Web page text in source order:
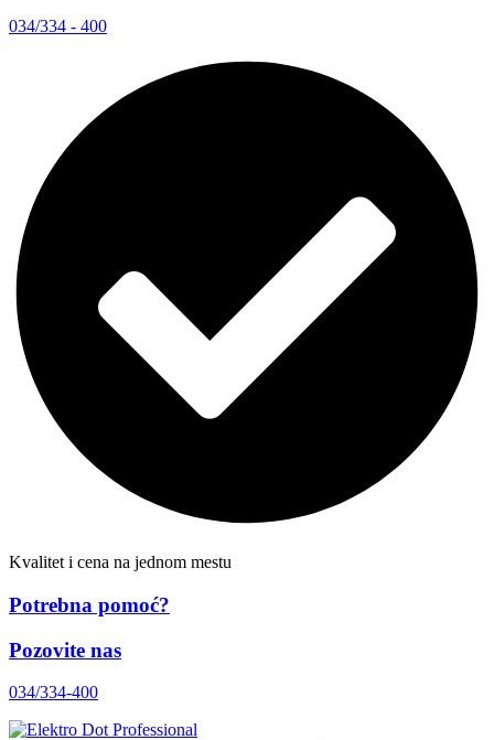
034/334 - 400
Kvalitet i cena na jednom mestu
Potrebna pomoć?
Pozovite nas
034/334-400